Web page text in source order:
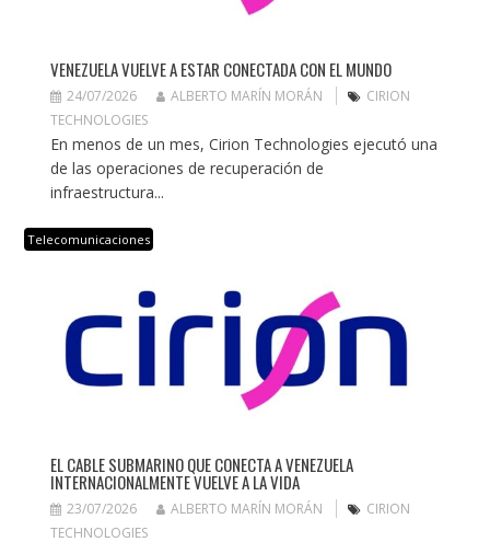
VENEZUELA VUELVE A ESTAR CONECTADA CON EL MUNDO
24/07/2026 ALBERTO MARÍN MORÁN
CIRION
TECHNOLOGIES
En menos de un mes, Cirion Technologies ejecutó una
de las operaciones de recuperación de
infraestructura...
Telecomunicaciones
EL CABLE SUBMARINO QUE CONECTA A VENEZUELA
INTERNACIONALMENTE VUELVE A LA VIDA
23/07/2026 ALBERTO MARÍN MORÁN
CIRION
TECHNOLOGIES